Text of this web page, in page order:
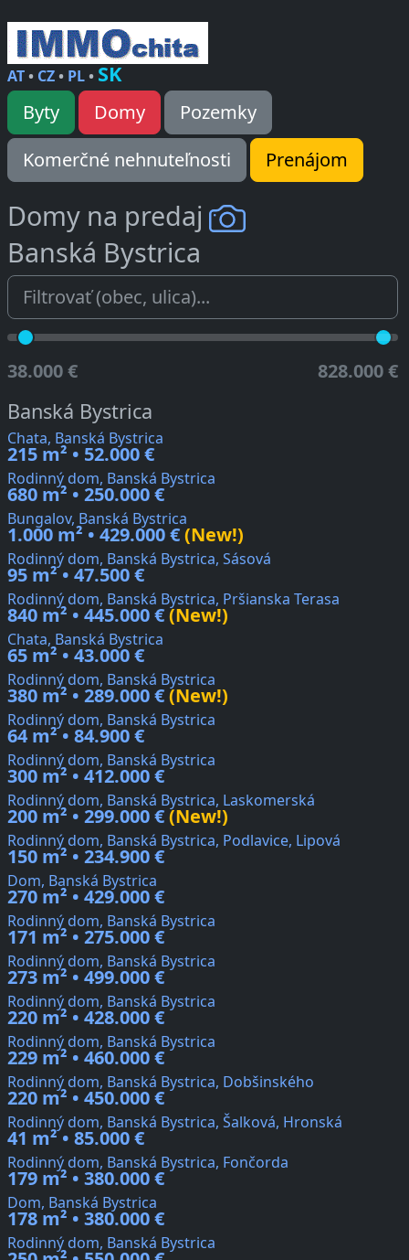
AT• CZ• PL• SK
Byty Domy
Pozemky
Komerčné nehnuteľnosti
Prenájom
Domy na predaj
Banská Bystrica
38.000 € 828.000 €
Banská Bystrica
Chata, Banská Bystrica
215 m² • 52.000 €
Rodinný dom, Banská Bystrica
680 m² • 250.000 €
Bungalov, Banská Bystrica
1.000 m² • 429.000 €(New!)
Rodinný dom, Banská Bystrica, Sásová
95 m² • 47.500 €
Rodinný dom, Banská Bystrica, Pršianska Terasa
840 m² • 445.000 €(New!)
Chata, Banská Bystrica
65 m² • 43.000 €
Rodinný dom, Banská Bystrica
380 m² • 289.000 €(New!)
Rodinný dom, Banská Bystrica
64 m² • 84.900 €
Rodinný dom, Banská Bystrica
300 m² • 412.000 €
Rodinný dom, Banská Bystrica, Laskomerská
200 m² • 299.000 €(New!)
Rodinný dom, Banská Bystrica, Podlavice, Lipová
150 m² • 234.900 €
Dom, Banská Bystrica
270 m² • 429.000 €
Rodinný dom, Banská Bystrica
171 m² • 275.000 €
Rodinný dom, Banská Bystrica
273 m² • 499.000 €
Rodinný dom, Banská Bystrica
220 m² • 428.000 €
Rodinný dom, Banská Bystrica
229 m² • 460.000 €
Rodinný dom, Banská Bystrica, Dobšinského
220 m² • 450.000 €
Rodinný dom, Banská Bystrica, Šalková, Hronská
41 m² • 85.000 €
Rodinný dom, Banská Bystrica, Fončorda
179 m² • 380.000 €
Dom, Banská Bystrica
178 m² • 380.000 €
Rodinný dom, Banská Bystrica